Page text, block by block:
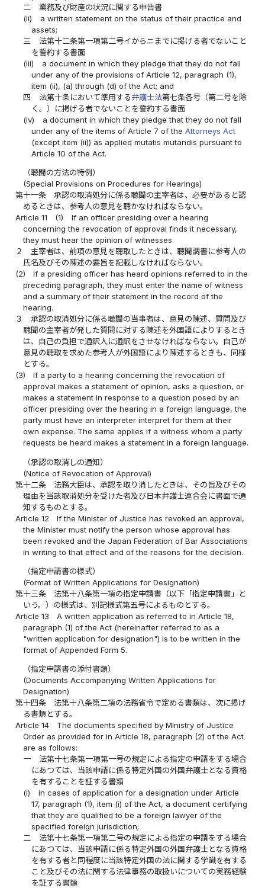
二
業務及び財産の状況に関する申告書
(ii)
a written statement on the status of their practice and
assets;
三
法第十二条第一項第二号イからニまでに掲げる者でないこと
を誓約する書面
(iii)
a document in which they pledge that they do not fall
under any of the provisions of Article 12, paragraph (1),
item (ii), (a) through (d) of the Act; and
四
法第十条において準用する弁護士法第七条各号（第二号を除
く。）に掲げる者でないことを誓約する書面
(iv)
a document in which they pledge that they do not fall
under any of the items of Article 7 of the Attorneys Act
(except item (ii)) as applied mutatis mutandis pursuant to
Article 10 of the Act.
（聴聞の方法の特例）
(Special Provisions on Procedures for Hearings)
第十一条
承認の取消処分に係る聴聞の主宰者は、必要があると認
めるときは、参考人の意見を聴かなければならない。
Article 11
(1)
If an officer presiding over a hearing
concerning the revocation of approval finds it necessary,
they must hear the opinion of witnesses.
２
主宰者は、前項の意見を聴取したときは、聴聞調書に参考人の
氏名及びその陳述の要旨を記載しなければならない。
(2)
If a presiding officer has heard opinions referred to in the
preceding paragraph, they must enter the name of witness
and a summary of their statement in the record of the
hearing.
３
承認の取消処分に係る聴聞の当事者は、意見の陳述、質問及び
聴聞の主宰者が発した質問に対する陳述を外国語によりするとき
は、自己の負担で通訳人に通訳をさせなければならない。自己が
意見の聴取を求めた参考人が外国語により陳述するときも、同様
とする。
(3)
If a party to a hearing concerning the revocation of
approval makes a statement of opinion, asks a question, or
makes a statement in response to a question posed by an
officer presiding over the hearing in a foreign language, the
party must have an interpreter interpret for them at their
own expense. The same applies if a witness whom a party
requests be heard makes a statement in a foreign language.
（承認の取消しの通知）
(Notice of Revocation of Approval)
第十二条
法務大臣は、承認を取り消したときは、その旨及びその
理由を当該取消処分を受けた者及び日本弁護士連合会に書面で通
知するものとする。
Article 12
If the Minister of Justice has revoked an approval,
the Minister must notify the person whose approval has
been revoked and the Japan Federation of Bar Associations
in writing to that effect and of the reasons for the decision.
（指定申請書の様式）
(Format of Written Applications for Designation)
第十三条
法第十八条第一項の指定申請書（以下「指定申請書」と
いう。）の様式は、別記様式第五号によるものとする。
Article 13
A written application as referred to in Article 18,
paragraph (1) of the Act (hereinafter referred to as a
"written application for designation") is to be written in the
format of Appended Form 5.
（指定申請書の添付書類）
(Documents Accompanying Written Applications for
Designation)
第十四条
法第十八条第二項の法務省令で定める書類は、次に掲げ
る書類とする。
Article 14
The documents specified by Ministry of Justice
Order as provided for in Article 18, paragraph (2) of the Act
are as follows:
一
法第十七条第一項第一号の規定による指定の申請をする場合
にあつては、当該申請に係る特定外国の外国弁護士となる資格
を有することを証する書類
(i)
in cases of application for a designation under Article
17, paragraph (1), item (i) of the Act, a document certifying
that they are qualified to be a foreign lawyer of the
specified foreign jurisdiction;
二
法第十七条第一項第二号の規定による指定の申請をする場合
にあつては、当該申請に係る特定外国の外国弁護士となる資格
を有する者と同程度に当該特定外国の法に関する学識を有する
こと及びその法に関する法律事務の取扱いについての実務経験
を証する書類